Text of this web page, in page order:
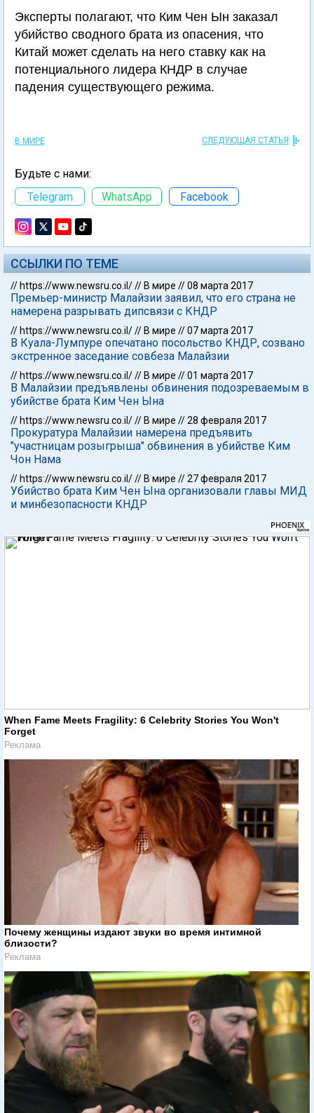
Эксперты полагают, что Ким Чен Ын заказал
убийство сводного брата из опасения, что
Китай может сделать на него ставку как на
потенциального лидера КНДР в случае
падения существующего режима.
В МИРЕ СЛЕДУЮЩАЯ СТАТЬЯ
Будьте с нами:
Telegram
WhatsApp Facebook
ССЫЛКИ ПО ТЕМЕ
// https://www.newsru.co.il/// В мире //08 марта 2017
Премьер-министр Малайзии заявил, что его страна не
намерена разрывать дипсвязи с КНДР
// https://www.newsru.co.il/// В мире //07 марта 2017
В Куала-Лумпуре опечатано посольство КНДР, созвано
экстренное заседание совбеза Малайзии
// https://www.newsru.co.il/// В мире //01 марта 2017
В Малайзии предъявлены обвинения подозреваемым в
убийстве брата Ким Чен Ына
// https://www.newsru.co.il/// В мире //28 февраля 2017
Прокуратура Малайзии намерена предъявить
"участницам розыгрыша" обвинения в убийстве Ким
Чон Нама
// https://www.newsru.co.il/// В мире //27 февраля 2017
Убийство брата Ким Чен Ына организовали главы МИД
и минбезопасности КНДР
When Fame Meets Fragility: 6 Celebrity Stories You Won't
Forget
Реклама
Почему женщины издают звуки во время интимной
близости?
Реклама